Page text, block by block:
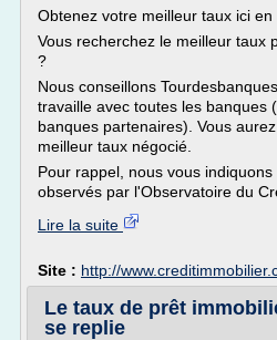
Obtenez votre meilleur taux ici en
Vous recherchez le meilleur taux
?
Nous conseillons
travaille avec toutes les banques
banques partenaires). Vous
meilleur taux négocié.
Pour rappel, nous vous
observés par l'Observatoire du
Lire la suite
Site : http://
Le taux de prêt
se replie